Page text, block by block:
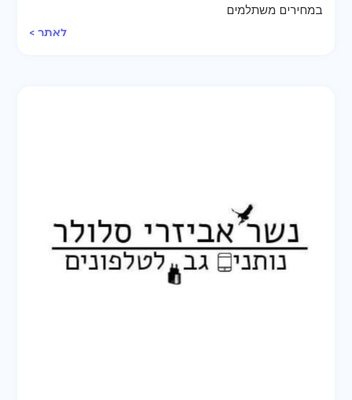
במחירים משתלמים
לאתר >